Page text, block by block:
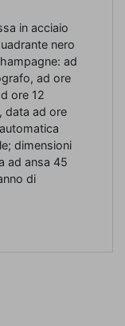
in acciaio
nero
ad
ad ore
ore 12
data ad ore
dimensioni
ad ansa 45
di